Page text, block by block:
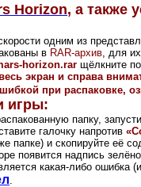
Horizon, а также
одним из
в RAR-архив , для
horizon.rar щёлкните
экран и справа
при распаковке,
игры:
папку,
галочку напротив
папке) и скопируйте её
появится надпись
какая-либо ошибка